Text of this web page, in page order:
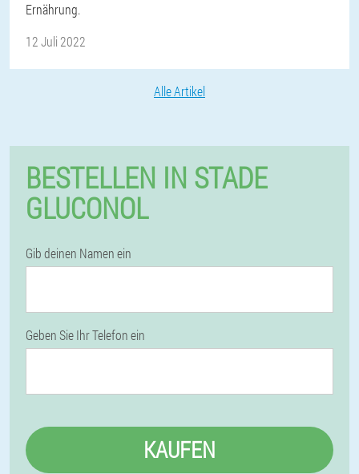
Ernährung.
12 Juli 2022
Alle Artikel
BESTELLEN IN STADE
GLUCONOL
Gib deinen Namen ein
Geben Sie Ihr Telefon ein
KAUFEN